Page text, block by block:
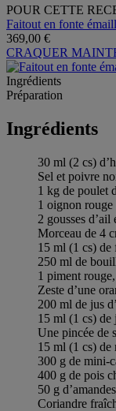
POUR CETTE
Faitout en fonte
369,00 €
CRAQUER
Ingrédients
Préparation
Ingrédients
30 ml (2 cs)
Sel et poivre
1 kg de poulet
1 oignon
2 gousses d’ail
Morceau de 4
15 ml (1 cs) de
250 ml de
1 piment
Zeste d’une
200 ml de jus
15 ml (1 cs) de
Une pincée de
15 ml (1 cs) de
300 g de mini-
400 g de pois
50 g
Coriandre